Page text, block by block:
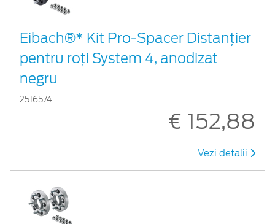
Eibach®* Kit Pro-Spacer Distanțier
pentru roți System 4, anodizat
negru
2516574
€ 152,88
Vezi detalii